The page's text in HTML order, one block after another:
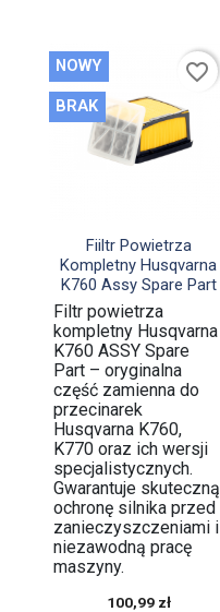
Szybki podgląd
Fiiltr Powietrza
Kompletny Husqvarna
K760 Assy Spare Part
Filtr powietrza
kompletny Husqvarna
K760 ASSY Spare
Part – oryginalna
część zamienna do
przecinarek
Husqvarna K760,
K770 oraz ich wersji
specjalistycznych.
Gwarantuje skuteczną
ochronę silnika przed
zanieczyszczeniami i
niezawodną pracę
maszyny.
100,99 zł
NOWY
BRAK
favorite_border